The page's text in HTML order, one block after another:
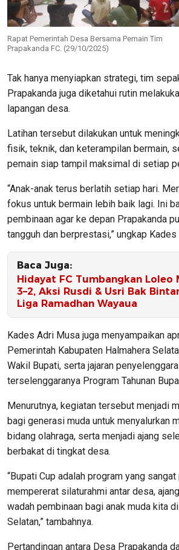
Rapat Pemerintah Desa Bersama Pemain Tim
Prapakanda FC. (29/10/2025)
Tak hanya menyiapkan strategi, tim
Prapakanda juga diketahui rutin
lapangan desa.
Latihan tersebut dilakukan untuk
fisik, teknik, dan keterampilan bermain,
pemain siap tampil maksimal di setiap
“Anak-anak terus berlatih setiap hari.
fokus untuk bermain lebih baik lagi. Ini
pembinaan agar ke depan Prapakanda
tangguh dan berprestasi,” ungkap
Baca Juga:
Hidayat FC Tumbangkan Loleo
3–2, Aksi Rusdi & Usri Bak
Liga Ramadhan Wayaua
Kades Adri Musa juga menyampaikan
Pemerintah Kabupaten Halmahera
Wakil Bupati, serta jajaran
terselenggaranya Program Tahunan
Menurutnya, kegiatan tersebut menjadi
bagi generasi muda untuk menyalurkan
bidang olahraga, serta menjadi ajang
berbakat di tingkat desa.
“Bupati Cup adalah program yang
mempererat silaturahmi antar desa,
wadah pembinaan bagi anak muda kita
Selatan,” tambahnya.
Pertandingan antara Desa Prapakanda